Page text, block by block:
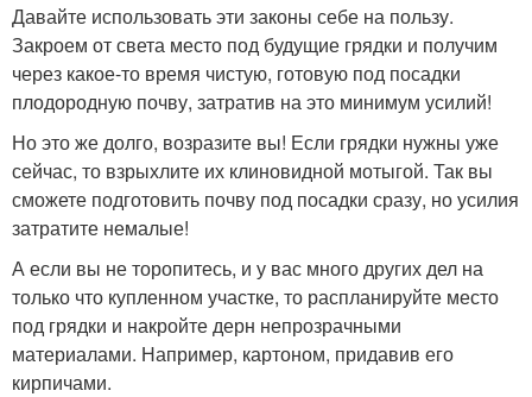
Давайте использовать эти законы себе на пользу.
Закроем от света место под будущие грядки и получим
через какое-то время чистую, готовую под посадки
плодородную почву, затратив на это минимум усилий!
Но это же долго, возразите вы! Если грядки нужны уже
сейчас, то взрыхлите их клиновидной мотыгой. Так вы
сможете подготовить почву под посадки сразу, но усилия
затратите немалые!
А если вы не торопитесь, и у вас много других дел на
только что купленном участке, то распланируйте место
под грядки и накройте дерн непрозрачными
материалами. Например, картоном, придавив его
кирпичами.